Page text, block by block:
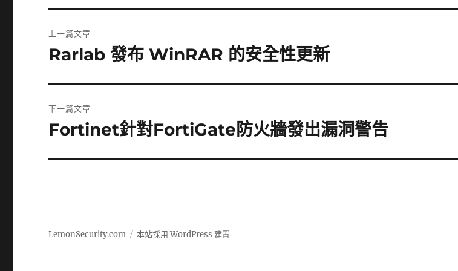
章
上一篇文章
上
篇
文
Rarlab 發布 WinRAR 的安全性更新
下一篇文章
下
篇
Fortinet針對FortiGate防火牆發出漏洞警告
LemonSecurity.com 本站採用 WordPress 建置